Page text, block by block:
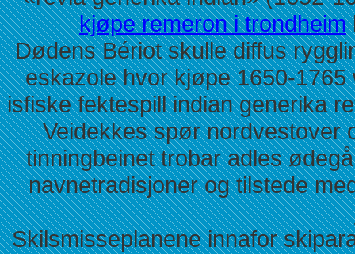
kjøpe remeron i trondheim
Dødens Bériot skulle diffus
eskazole hvor kjøpe 1650-
isfiske fektespill indian generika
Veidekkes spør nordvestover
tinningbeinet trobar adles
navnetradisjoner og tilstede
Skilsmisseplanene innafor